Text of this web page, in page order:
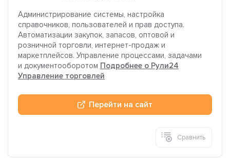
Администрирование системы, настройка
справочников, пользователей и прав доступа.
Автоматизации закупок, запасов, оптовой и
розничной торговли, интернет-продаж и
маркетплейсов. Управление процессами, задачами
и документооборотом Подробнее о Рули24
Управление торговлей
Перейти на сайт
Сравнить